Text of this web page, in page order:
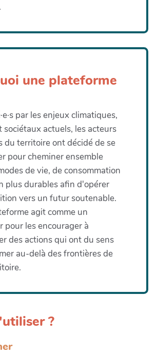
une plateforme
par les enjeux climatiques,
sociétaux actuels, les acteurs
du territoire ont décidé de se
pour cheminer ensemble
de vie, de consommation
plus durables afin d'opérer
vers un futur soutenable.
agit comme un
pour les encourager à
des actions qui ont du sens
au-delà des frontières de
?